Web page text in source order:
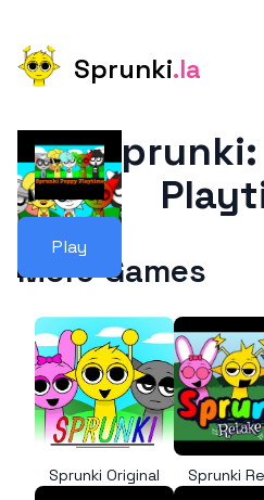
Sprunki.la
Play
More Games
Sprunki Original Sprunki